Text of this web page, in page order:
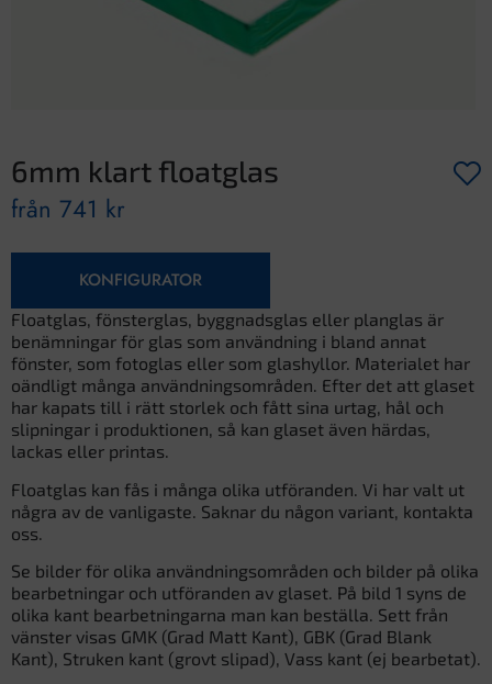
6mm klart floatglas
från 741 kr
KONFIGURATOR
Floatglas, fönsterglas, byggnadsglas eller planglas är
benämningar för glas som användning i bland annat
fönster, som fotoglas eller som glashyllor. Materialet har
oändligt många användningsområden. Efter det att glaset
har kapats till i rätt storlek och fått sina urtag, hål och
slipningar i produktionen, så kan glaset även härdas,
lackas eller printas.
Floatglas kan fås i många olika utföranden. Vi har valt ut
några av de vanligaste. Saknar du någon variant, kontakta
oss.
Se bilder för olika användningsområden och bilder på olika
bearbetningar och utföranden av glaset. På bild 1 syns de
olika kant bearbetningarna man kan beställa. Sett från
vänster visas GMK (Grad Matt Kant), GBK (Grad Blank
Kant), Struken kant (grovt slipad), Vass kant (ej bearbetat).